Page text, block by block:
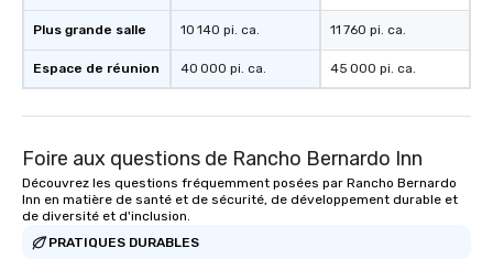
Plus grande salle
Espace de réunion
10 140 pi. ca.
40 000 pi. ca.
11 760 pi. ca.
45 000 pi. ca.
Foire aux questions de Rancho Bernardo Inn
Découvrez les questions fréquemment posées par Rancho Bernardo
Inn en matière de santé et de sécurité, de développement durable et
de diversité et d'inclusion.
PRATIQUES DURABLES